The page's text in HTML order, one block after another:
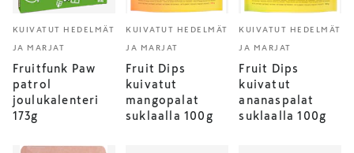
KUIVATUT HEDELMÄT
JA MARJAT
Fruitfunk Paw
patrol
joulukalenteri
173g
KUIVATUT HEDELMÄT
JA MARJAT
Fruit Dips
kuivatut
mangopalat
suklaalla 100g
KUIVATUT HEDELMÄT
JA MARJAT
Fruit Dips
kuivatut
ananaspalat
suklaalla 100g